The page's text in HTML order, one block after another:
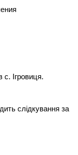
с. Ігровиця.
слідкування за